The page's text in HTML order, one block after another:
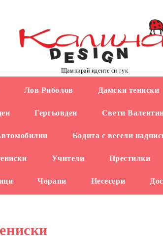
Щампирай идеите си тук
Лов Риболов Дамски тениски
Гергьовден Свети
Бодита с весели
Учители Престилки
Чорапи Несесери